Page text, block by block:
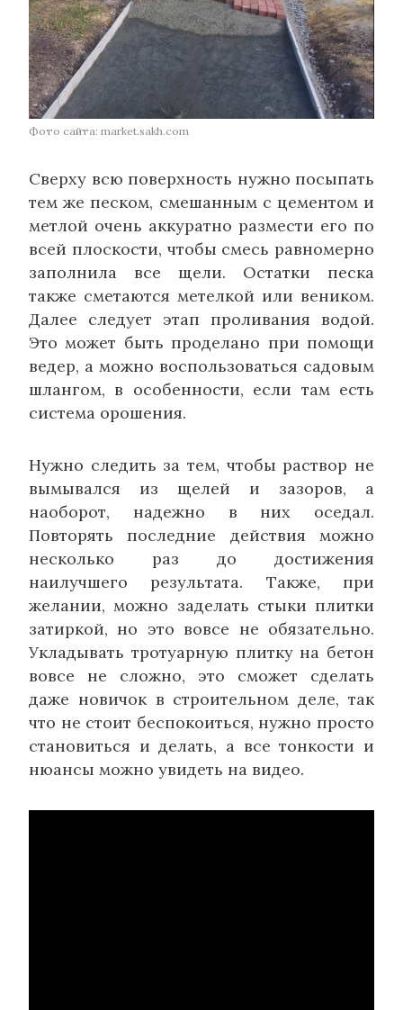
Фото сайта: market.sakh.com
Сверху всю поверхность нужно посыпать
тем же песком, смешанным с цементом и
метлой очень аккуратно размести его по
всей плоскости, чтобы смесь равномерно
заполнила все щели. Остатки песка
также сметаются метелкой или веником.
Далее следует этап проливания водой.
Это может быть проделано при помощи
ведер, а можно воспользоваться садовым
шлангом, в особенности, если там есть
система орошения.
Нужно следить за тем, чтобы раствор не
вымывался из щелей и зазоров, а
наоборот, надежно в них оседал.
Повторять последние действия можно
несколько раз до достижения
наилучшего результата. Также, при
желании, можно заделать стыки плитки
затиркой, но это вовсе не обязательно.
Укладывать тротуарную плитку на бетон
вовсе не сложно, это сможет сделать
даже новичок в строительном деле, так
что не стоит беспокоиться, нужно просто
становиться и делать, а все тонкости и
нюансы можно увидеть на видео.